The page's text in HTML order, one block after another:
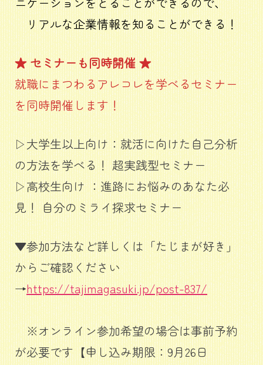
リアルな企業情報を知ることができる！
★ セミナーも同時開催 ★
就職にまつわるアレコレを学べるセミナー
を同時開催します！
▷大学生以上向け：就活に向けた自己分析
の方法を学べる！ 超実践型セミナー
▷高校生向け ：進路にお悩みのあなた必
見！ 自分のミライ探求セミナー
▼参加方法など詳しくは「たじまが好き」
からご確認ください
→https://tajimagasuki.jp/post-837/
※オンライン参加希望の場合は事前予約
が必要です【申し込み期限：9月26日